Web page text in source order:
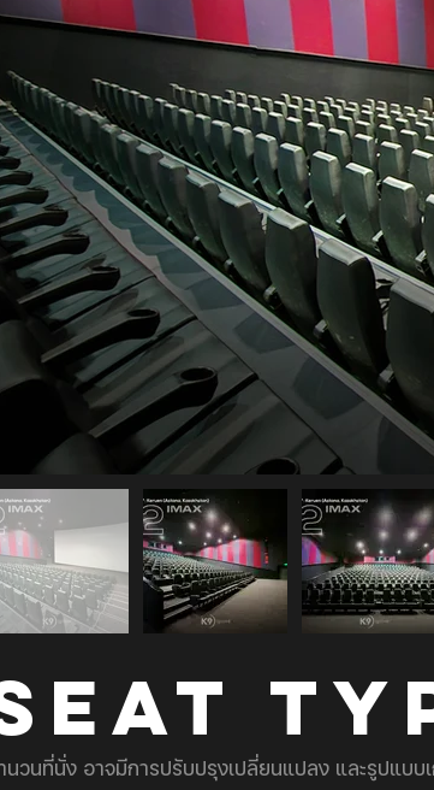
นวนที่นั่ง อาจมีการปรับปรุงเปลี่ยนแปลง และรูปแบบ